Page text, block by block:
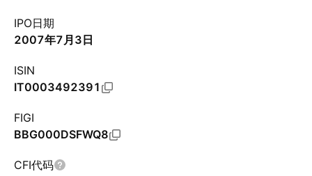
IPO日期
2007年7月3日
ISIN
IT0003492391
FIGI
BBG000DSFWQ8
CFI代码